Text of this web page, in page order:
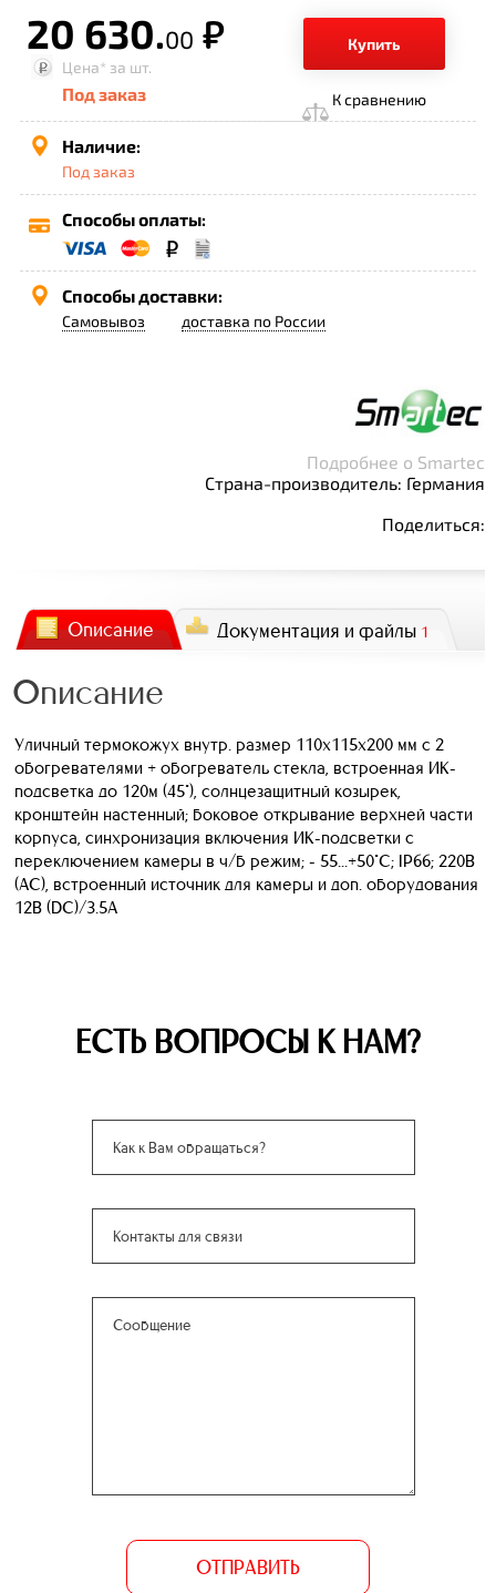
20 630.00 р.
Купить
Цена* за шт.
Под заказ К сравнению
Наличие:
Под заказ
Способы оплаты:
Способы доставки:
Самовывоз доставка по России
Подробнее о Smartec
Страна-производитель: Германия
Поделиться:
Описание Документация и файлы 1
Описание
Уличный термокожух внутр. размер 110х115х200 мм с 2
обогревателями + обогреватель стекла, встроенная ИК-
подсветка до 120м (45°), солнцезащитный козырек,
кронштейн настенный; боковое открывание верхней части
корпуса, синхронизация включения ИК-подсветки с
переключением камеры в ч/б режим; - 55...+50°С; IP66; 220В
(АС), встроенный источник для камеры и доп. оборудования
12B (DC)/3.5А
ЕСТЬ ВОПРОСЫ К НАМ?
ОТПРАВИТЬ